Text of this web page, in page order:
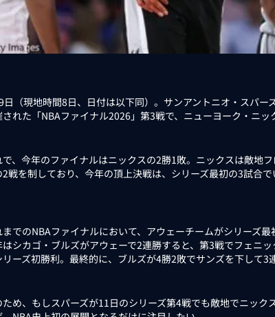
（現地時間8日、日付は以下同）。サンアントニオ・スパー
れた「NBAファイナル2026」第3戦で、ニューヨーク・ニッ
、今年のファイナルはニックスの2勝1敗。ニックスは敵地
戦を制しており、今年の頂上決戦は、シリーズ最初の3試合
でのNBAファイナルにおいて、アウェーチームがシリーズ最
シカゴ・ブルズがアウェーで2連勝すると、第3戦でフェニ
ーズ初勝利。最終的に、ブルズが4勝2敗でサンズを下して3
め、もしスパーズが11日のシリーズ第4戦でも敵地でニック